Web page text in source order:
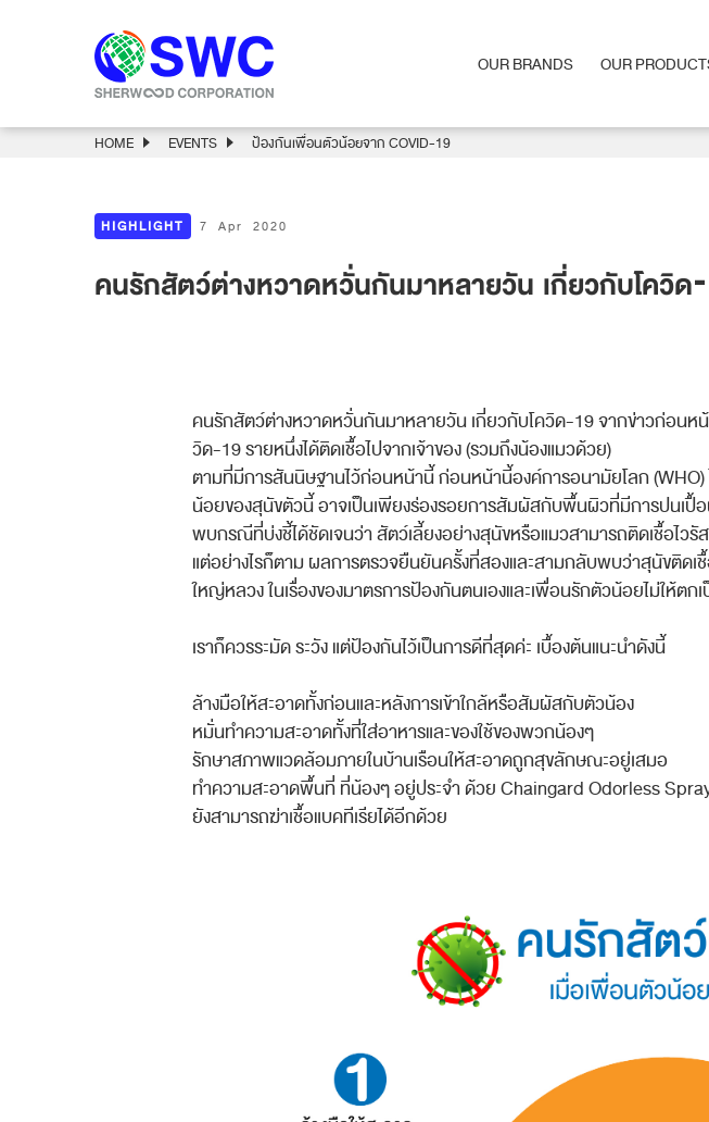
OUR BRANDS
OUR
HOME EVENTS ป้องกันเพื่อนตัวน้อยจาก COVID-19
HIGHLIGHT 7 Apr 2020
คนรักสัตว์ต่างหวาดหวั่นกันมาหลายวัน เกี่ยวกับโควิด
คนรักสัตว์ต่างหวาดหวั่นกันมาหลายวัน เกี่ยวกับโควิด-19 จากข่าวก่อนห
วิด-19 รายหนึ่งได้ติดเชื้อไปจากเจ้าของ (รวมถึงน้องแมวด้วย)
ตามที่มีการสันนิษฐานไว้ก่อนหน้านี้ ก่อนหน้านี้องค์การอนามัยโลก
น้อยของสุนัขตัวนี้ อาจเป็นเพียงร่องรอยการสัมผัสกับพื้นผิวที่มการปนเปื้
พบกรณีที่บ่งชี้ได้ชัดเจนว่า สัตว์เลี้ยงอย่างสุนัขหรือแมวสามารถติดเชื้อไวรั
แต่อย่างไรก็ตาม ผลการตรวจยืนยันครั้งที่สองและสามกลับพบว่าสุนัขติดเชื
ใหญ่หลวง ในเรื่องของมาตรการป้องกันตนเองและเพื่อนรักตัวน้อยไม่ให้ตก
เราก็ควรระมัด ระวัง แต่ป้องกันไว้เป็นการดีที่สุดค่ะ เบื้องต้นแนะนำดังนี้
ล้างมือให้สะอาดทั้งก่อนและหลังการเข้าใกล้หรือสัมผัสกับตัวน้อง
หมั่นทำความสะอาดทั้งที่ใส่อาหารและของใช้ของพวกน้องๆ
รักษาสภาพแวดล้อมภายในบ้านเรือนให้สะอาดถูกสุขลักษณะอยู่เสมอ
ทำความสะอาดพื้นที่ ที่น้องๆ อยู่ประจำ ด้วย Chaingard Odorless
ยังสามารถฆ่าเชื้อแบคทีเรียได้อีกด้วย